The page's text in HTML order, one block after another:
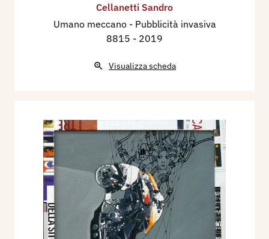
Cellanetti Sandro
Umano meccano - Pubblicità invasiva
8815 - 2019
Visualizza scheda